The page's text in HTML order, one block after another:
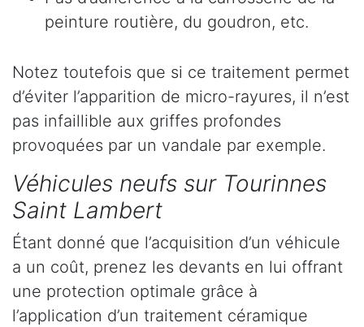
peinture routière, du goudron, etc.
Notez toutefois que si ce traitement permet
d’éviter l’apparition de micro-rayures, il n’est
pas infaillible aux griffes profondes
provoquées par un vandale par exemple.
Véhicules neufs sur Tourinnes
Saint Lambert
Étant donné que l’acquisition d’un véhicule
a un coût, prenez les devants en lui offrant
une protection optimale grâce à
l’application d’un traitement céramique